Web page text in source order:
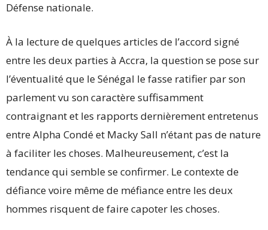
Défense nationale.
À la lecture de quelques articles de l’accord signé
entre les deux parties à Accra, la question se pose sur
l’éventualité que le Sénégal le fasse ratifier par son
parlement vu son caractère suffisamment
contraignant et les rapports dernièrement entretenus
entre Alpha Condé et Macky Sall n’étant pas de nature
à faciliter les choses. Malheureusement, c’est la
tendance qui semble se confirmer. Le contexte de
défiance voire même de méfiance entre les deux
hommes risquent de faire capoter les choses.